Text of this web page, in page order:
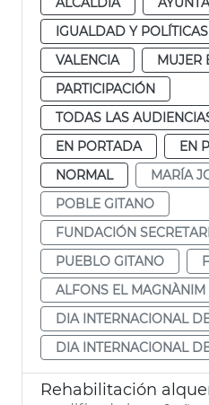
IGUALDAD Y
VALENCIA
MUJER
PARTICIPACIÓN
TODAS LAS
EN PORTADA
EN
NORMAL
MARÍA
POBLE GITANO
FUNDACIÓN
PUEBLO GITANO
ALFONS EL MAGNÀNIM
DIA INTERNACIONAL
DIA INTERNACIONAL